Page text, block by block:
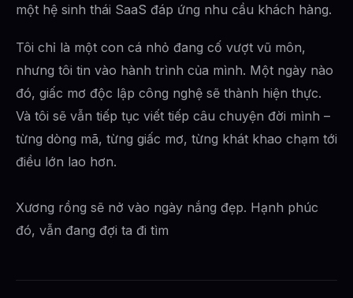
một hệ sinh thái SaaS đáp ứng nhu cầu khách hàng.
Tôi chỉ là một con cá nhỏ đang cố vượt vũ môn,
nhưng tôi tin vào hành trình của mình. Một ngày nào
đó, giấc mơ độc lập công nghệ sẽ thành hiện thực.
Và tôi sẽ vẫn tiếp tục viết tiếp câu chuyện đời mình –
từng dòng mã, từng giấc mơ, từng khát khao chạm tới
điều lớn lao hơn.
Xương rồng sẽ nở vào ngày nắng đẹp. Hạnh phúc
đó, vẫn đang đợi ta đi tìm